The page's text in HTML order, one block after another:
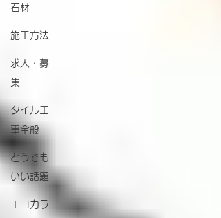
石材
施工方法
求人・募
集
タイル工
事全般
どうでも
いい話題
エコカラ